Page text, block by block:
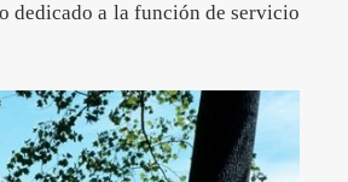
dedicado a la función de servicio